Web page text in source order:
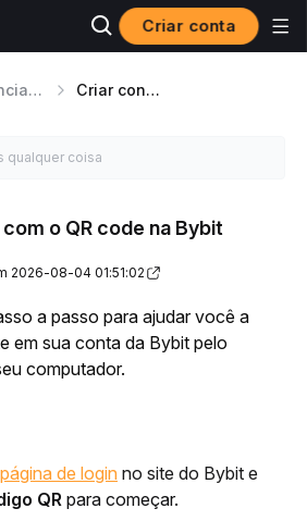
Criar conta
Gerenciamento de conta Criar conta e login
o QR code na Bybit
2026-08-04 01:51:02
a passo para ajudar você a
em sua conta da Bybit pelo
computador.
página de login
QR para começar.